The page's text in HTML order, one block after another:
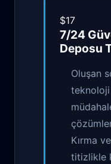
$17
7/24
Deposu
Oluşan
teknoloji
Kırma
titizlikle